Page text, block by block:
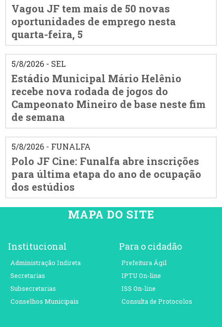
Vagou JF tem mais de 50 novas
oportunidades de emprego nesta
quarta-feira, 5
5/8/2026 - SEL
Estádio Municipal Mário Helênio
recebe nova rodada de jogos do
Campeonato Mineiro de base neste fim
de semana
5/8/2026 - FUNALFA
Polo JF Cine: Funalfa abre inscrições
para última etapa do ano de ocupação
dos estúdios
MAPA DO SITE
Institucional
Administração Indireta
Secretarias
Subsecretarias
Conselhos Municipais
Para o cidadão
Prefeitura Ágil
IPTU On-line
ISS On-line
Consulta de Protocolos